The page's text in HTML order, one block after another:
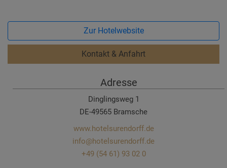
Zur Hotelwebsite
Kontakt & Anfahrt
Adresse
Dinglingsweg 1
DE-49565 Bramsche
www.hotelsurendorff.de
info@hotelsurendorff.de
+49 (54 61) 93 02 0